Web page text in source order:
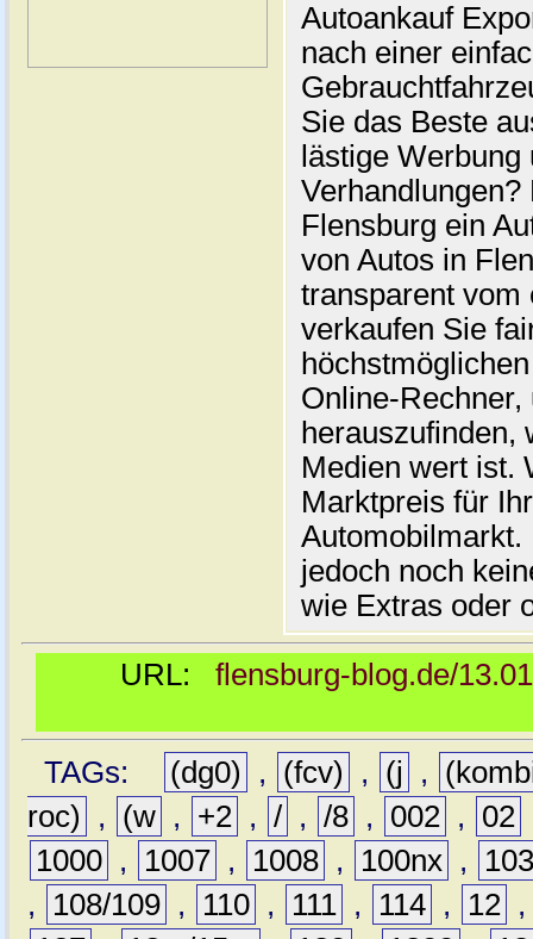
Autoankauf
nach einer
Sie das Beste
lästige
Flensburg ein
von Autos in
transparent vom
verkaufen Sie
Online-
herauszufinden,
Medien wert ist.
Marktpreis für
jedoch noch
wie Extras oder
URL: flensburg-blog.de/
TAGs: (dg0) , (fcv) , (j ,
roc)
, (w , +2 , / , /8 , 002 , 02
1000 , 1007 , 1008 , 100nx ,
,
108/109 , 110 , 111 , 114 , 12